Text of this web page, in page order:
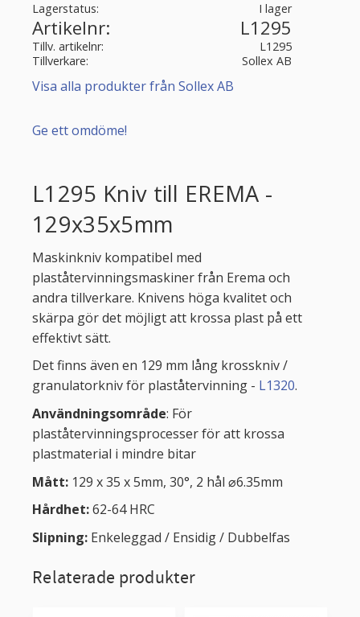
Lagerstatus I lager
Artikelnr L1295
Tillv. artikelnr
L1295
Tillverkare
Sollex AB
Visa alla produkter från Sollex AB
Ge ett omdöme!
L1295 Kniv till EREMA -
129x35x5mm
Maskinkniv kompatibel med
plaståtervinningsmaskiner från Erema och
andra tillverkare. Knivens höga kvalitet och
skärpa gör det möjligt att krossa plast på ett
effektivt sätt.
Det finns även en 129 mm lång krosskniv /
granulatorkniv för plaståtervinning - L1320.
Användningsområde: För
plaståtervinningsprocesser för att krossa
plastmaterial i mindre bitar
Mått: 129 x 35 x 5mm, 30°, 2 hål ⌀6.35mm
Hårdhet:62-64 HRC
Slipning: Enkeleggad / Ensidig / Dubbelfas
Relaterade produkter